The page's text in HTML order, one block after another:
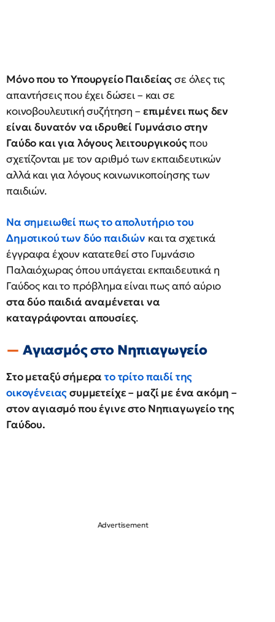
Μόνο που το Υπουργείο Παιδείαςσε όλες τις
απαντήσεις που έχει δώσει – και σε
κοινοβουλευτική συζήτηση – επιμένει πως δεν
είναι δυνατόν να ιδρυθεί Γυμνάσιο στην
Γαύδο και για λόγους λειτουργικούςπου
σχετίζονται με τον αριθμό των εκπαιδευτικών
αλλά και για λόγους κοινωνικοποίησης των
παιδιών.
Να σημειωθεί πως το απολυτήριο του
Δημοτικού των δύο παιδιών και τα σχετικά
έγγραφα έχουν κατατεθεί στο Γυμνάσιο
Παλαιόχωρας όπου υπάγεται εκπαιδευτικά η
Γαύδος και το πρόβλημα είναι πως από αύριο
στα δύο παιδιά αναμένεται να
καταγράφονται απουσίες.
Αγιασμός στο Νηπιαγωγείο
Στο μεταξύ σήμερατο τρίτο παιδί της
οικογένειαςσυμμετείχε – μαζί με ένα ακόμη –
στον αγιασμό που έγινε στο Νηπιαγωγείο της
Γαύδου.